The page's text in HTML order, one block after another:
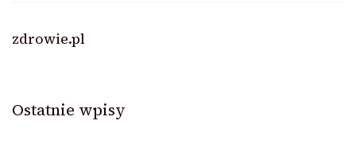
zdrowie.pl
Ostatnie wpisy